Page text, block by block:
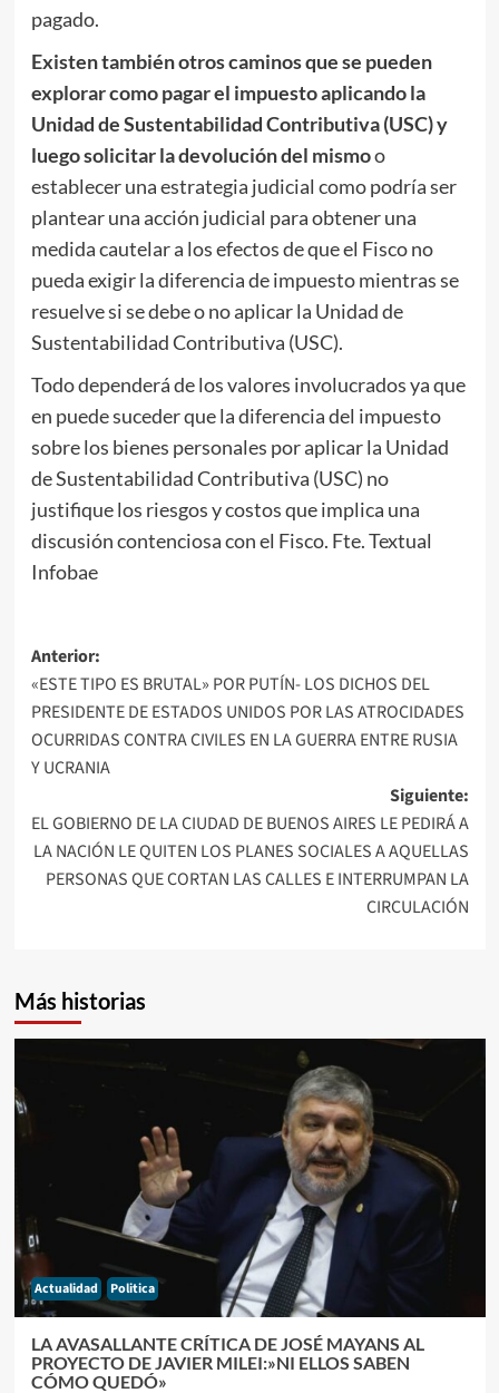
pagado.
Existen también otros caminos que se pueden
explorar como pagar el impuesto aplicando la
Unidad de Sustentabilidad Contributiva (USC) y
luego solicitar la devolución del mismoo
establecer una estrategia judicial como podría ser
plantear una acción judicial para obtener una
medida cautelar a los efectos de que el Fisco no
pueda exigir la diferencia de impuesto mientras se
resuelve si se debe o no aplicar la Unidad de
Sustentabilidad Contributiva (USC).
Todo dependerá de los valores involucrados ya que
en puede suceder que la diferencia del impuesto
sobre los bienes personales por aplicar la Unidad
de Sustentabilidad Contributiva (USC) no
justifique los riesgos y costos que implica una
discusión contenciosa con el Fisco. Fte. Textual
Infobae
Navegación
de
entradas
Anterior:
«ESTE TIPO ES BRUTAL» POR PUTÍN- LOS DICHOS DEL
PRESIDENTE DE ESTADOS UNIDOS POR LAS ATROCIDADES
OCURRIDAS CONTRA CIVILES EN LA GUERRA ENTRE RUSIA
Y UCRANIA
Siguiente:
EL GOBIERNO DE LA CIUDAD DE BUENOS AIRES LE PEDIRÁ A
LA NACIÓN LE QUITEN LOS PLANES SOCIALES A AQUELLAS
PERSONAS QUE CORTAN LAS CALLES E INTERRUMPAN LA
CIRCULACIÓN
Más historias
Actualidad Politica
LA AVASALLANTE CRÍTICA DE JOSÉ MAYANS AL
PROYECTO DE JAVIER MILEI:»NI ELLOS SABEN
CÓMO QUEDÓ»